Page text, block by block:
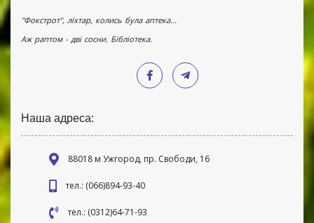
"Фокстрот", ліхтар, колись була аптека...
Аж раптом - дві сосни. Бібліотека.
Наша адреса:
88018 м Ужгород, пр. Свободи, 16
тел.: (066)894-93-40
тел.: (0312)64-71-93